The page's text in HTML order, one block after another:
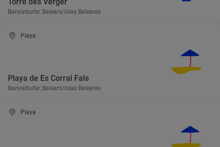
Banyalbufar, Balears/Islas Baleares
Playa
Playa de Es Corral Fals
Banyalbufar, Balears/Islas Baleares
Playa